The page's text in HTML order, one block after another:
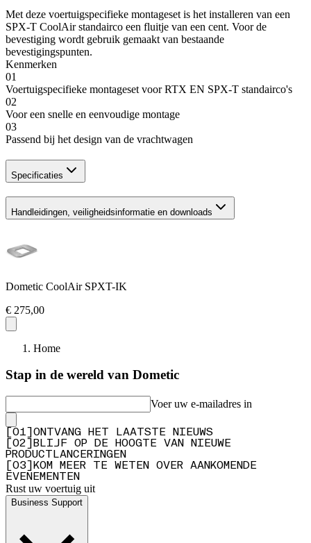
Met deze voertuigspecifieke montageset is het installeren van een
SPX-T CoolAir standairco een fluitje van een cent. Voor de
bevestiging wordt gebruik gemaakt van bestaande
bevestigingspunten.
Kenmerken
01
Voertuigspecifieke montageset voor RTX EN SPX-T standairco's
02
Voor een snelle en eenvoudige montage
03
Passend bij het design van de vrachtwagen
Specificaties
Handleidingen, veiligheidsinformatie en downloads
Dometic CoolAir SPXT-IK
€ 275,00
Home
Stap in de wereld van Dometic
Voer uw e-mailadres in
01
ONTVANG HET LAATSTE NIEUWS
02
BLIJF OP DE HOOGTE VAN NIEUWE
PRODUCTLANCERINGEN
03
KOM MEER TE WETEN OVER AANKOMENDE
EVENEMENTEN
Rust uw voertuig uit
Business Support